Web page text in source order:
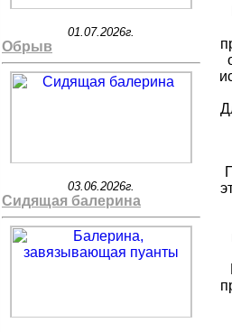
01.07.2026г.
Обрыв
03.06.2026г.
Сидящая балерина